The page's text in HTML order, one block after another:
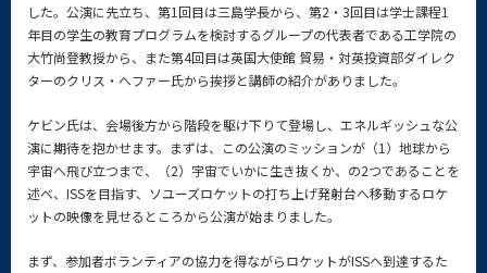
した。公演に先立ち、第1回目は三島学長から、第2・3回目は学士課程1
年目の学生の教育プログラムを検討するグループの代表者である工学院の
大竹尚登教授から、また第4回目は英国大使館 貿易・対英投資部ダイレク
ターのクリス・へファー氏から挨拶と講師の紹介がありました。
ケビン氏は、会場後方から階段を駆け下りて登場し、エネルギッシュな公
演に期待を抱かせます。まずは、この公演のミッションが（1）地球から
宇宙へ飛び立つまで、（2）宇宙でいかに生き抜くか、の2つであることを
述べ、ISSを目指す、ソユーズロケットの打ち上げ発射台へ移動するロケ
ットの映像を見せるところから公演が始まりました。
まず、参加者ボランティアの協力を得ながらロケットがISSへ到達するた